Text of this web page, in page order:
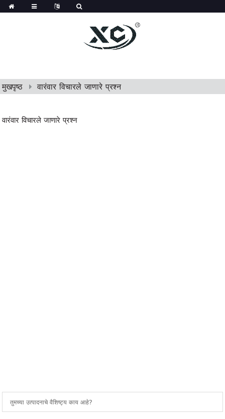
मुखपृष्ठ वारंवार विचारले जाणारे प्रश्न
वारंवार विचारले जाणारे प्रश्न
तुमच्या उत्पादनाचे वैशिष्ट्य काय आहे?